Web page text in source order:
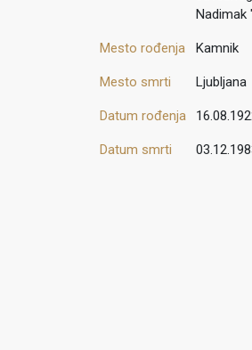
Nadimak
Mesto rođenja Kamnik
Mesto smrti Ljubljana
Datum rođenja
Datum smrti